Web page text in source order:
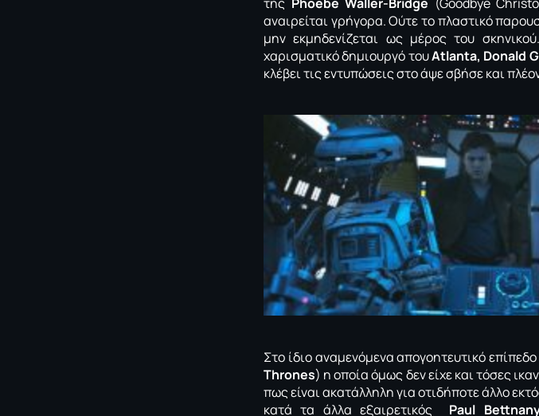
αναιρείται γρήγορα. Ούτε το πλαστικό
μην εκμηδενίζεται ως μέρος του
χαρισματικό δημιουργό τουAtlanta, Donald
κλέβει τις εντυπώσεις στο άψε σβήσε και
Στο ίδιο αναμενόμενα απογοητευτικό
Thrones) η οποία όμως δεν είχε και τόσες
πως είναι ακατάλληλη για οτιδήποτε άλλο
κατά τα άλλα εξαιρετικός Paul